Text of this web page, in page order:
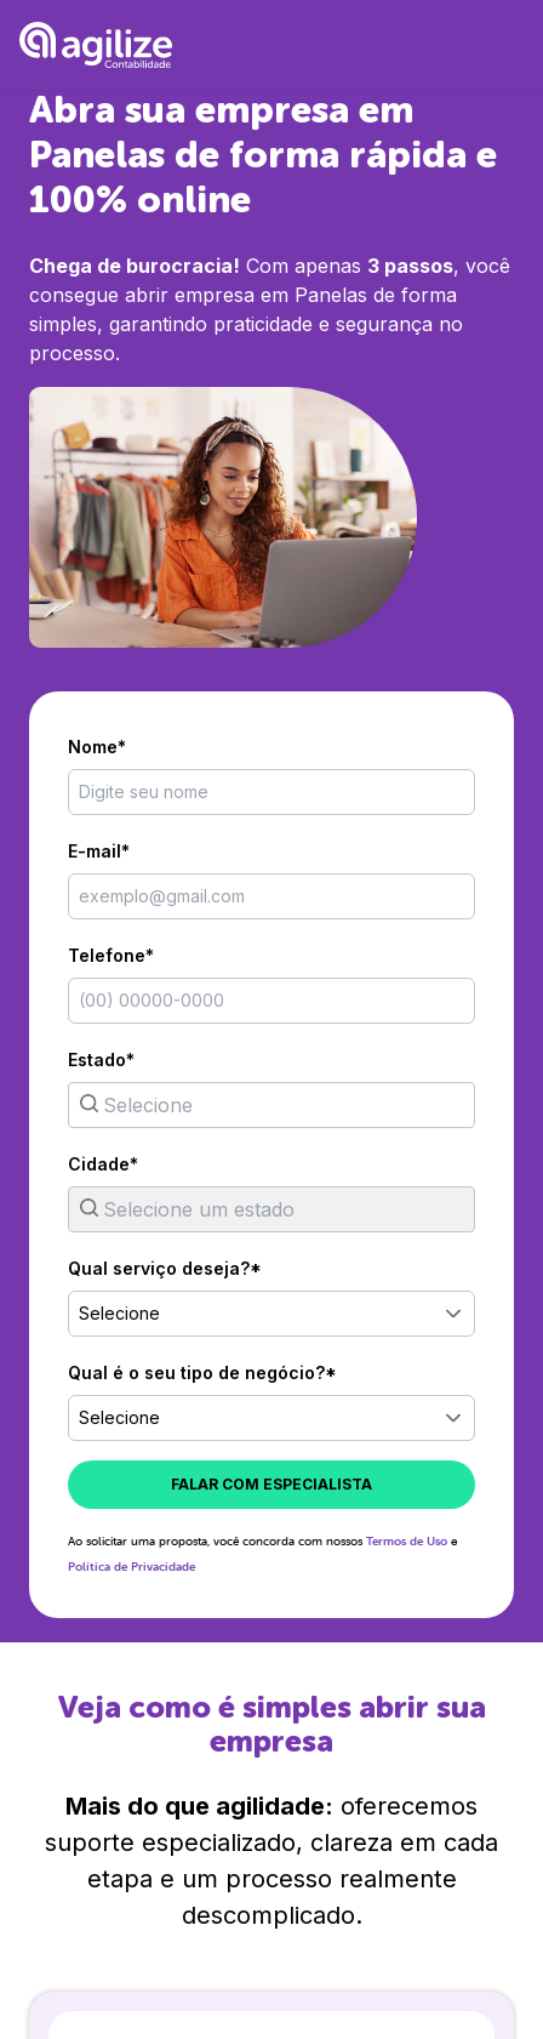
Abra sua empresa em
Panelas de forma rápida e
100% online
Chega de burocracia! Com apenas 3 passos, você
consegue abrir empresa em Panelas de forma
simples, garantindo praticidade e segurança no
processo.
Nome*
E-mail*
Telefone*
Estado*
Cidade*
Qual serviço deseja?*
Selecione
Qual é o seu tipo de negócio?*
Selecione
FALAR COM ESPECIALISTA
Ao solicitar uma proposta, você concorda com nossos Termos de Uso e
Política de Privacidade
Veja como é simples abrir sua
empresa
Mais do que agilidade: oferecemos
suporte especializado, clareza em cada
etapa e um processo realmente
descomplicado.